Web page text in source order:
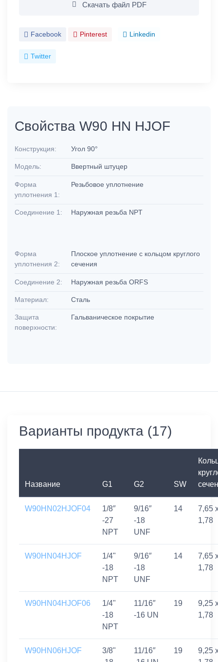
Скачать файл PDF
Facebook Pinterest Linkedin
Twitter
Свойства W90 HN HJOF
Конструкция: Угол 90°
Модель: Ввертный штуцер
Форма
уплотнения 1:
Резьбовое уплотнение
Соединение 1: Наружная резьба NPT
Форма
уплотнения 2:
Плоское уплотнение с кольцом круглого
сечения
Соединение 2: Наружная резьба ORFS
Материал: Сталь
Защита
поверхности:
Гальваническое покрытие
Варианты продукта (17)
Название G1 G2 SW
W90HN02HJOF04
1/8″
-27
NPT
9/16″
-18
UNF
14
7,65
1,78
W90HN04HJOF
1/4"
-18
NPT
9/16″
-18
UNF
14
7,65
1,78
W90HN04HJOF06
1/4"
-18
NPT
11/16″
-16 UN
19
9,25
1,78
W90HN06HJOF
3/8"
11/16″
19
9,25